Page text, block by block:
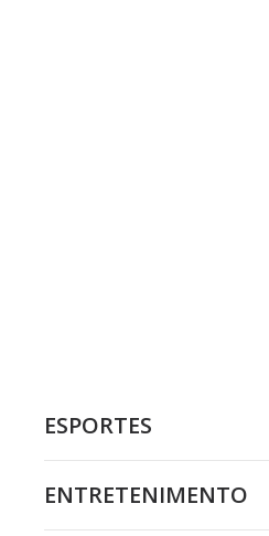
ESPORTES
ENTRETENIMENTO